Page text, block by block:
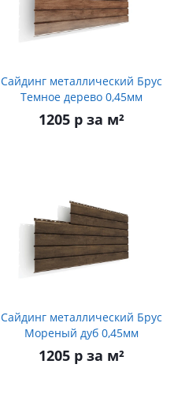
Сайдинг металлический Брус
Темное дерево 0,45мм
1205 р за м²
Сайдинг металлический Брус
Мореный дуб 0,45мм
1205 р за м²